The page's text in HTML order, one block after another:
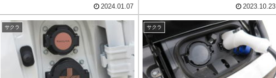
の劣化です。まあこんなもんでしょう。
充電の中身については10月で色々書いた
ので、今回は電費関係と充電の話につい
て...
2024.01.07
で、以前の記事の方法で定期的に測定し
ているバッテリーのSOH(健康度)を見て
みます...
2023.10.23
サクラ サクラ